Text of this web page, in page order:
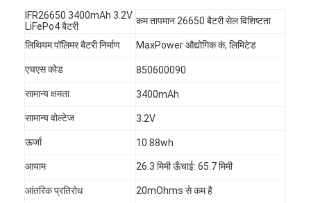
IFR26650 3400mAh 3.2V
LiFePo4 बैटरी
कम तापमान 26650 बैटरी सेल विशिष्टता
लिथियम पॉलिमर बैटरी निर्माण MaxPower औद्योगिक कं, लिमिटेड
एचएस कोड 850600090
सामान्य क्षमता 3400mAh
सामान्य वोल्टेज 3.2V
ऊर्जा 10.88wh
आयाम 26.3 मिमी ऊँचाई: 65.7 मिमी
आंतरिक प्रतिरोध 20mOhms से कम है